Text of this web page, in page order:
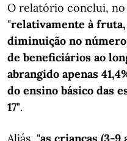
O relatório conclui,
"relativamente à
diminuição no
de beneficiários ao
abrangido apenas
do ensino básico das
17".